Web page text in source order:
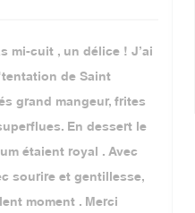
mi-cuit , un délice ! J’ai
de Saint
grand mangeur, frites
En dessert le
étaient royal . Avec
sourire et gentillesse,
moment . Merci